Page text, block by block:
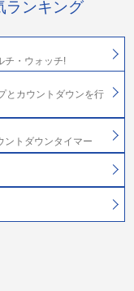
ランキング
チ・ウォッチ!
とカウントダウンを行
ントダウンタイマー